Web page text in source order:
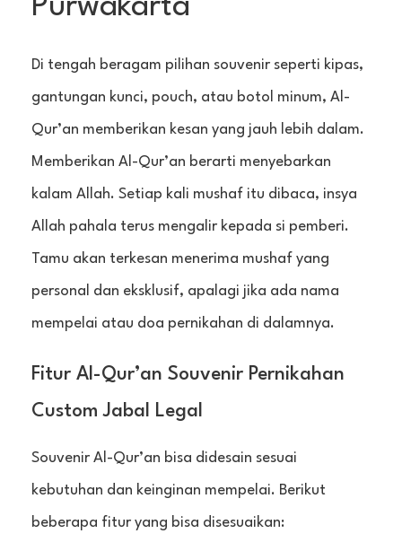
Purwakarta
Di tengah beragam pilihan souvenir seperti kipas,
gantungan kunci, pouch, atau botol minum, Al-
Qur’an memberikan kesan yang jauh lebih dalam.
Memberikan Al-Qur’an berarti menyebarkan
kalam Allah. Setiap kali mushaf itu dibaca, insya
Allah pahala terus mengalir kepada si pemberi.
Tamu akan terkesan menerima mushaf yang
personal dan eksklusif, apalagi jika ada nama
mempelai atau doa pernikahan di dalamnya.
Fitur Al-Qur’an Souvenir Pernikahan
Custom Jabal Legal
Souvenir Al-Qur’an bisa didesain sesuai
kebutuhan dan keinginan mempelai. Berikut
beberapa fitur yang bisa disesuaikan: